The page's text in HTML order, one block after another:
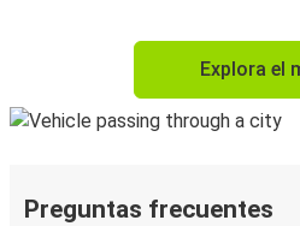
Explora el
Preguntas frecuentes